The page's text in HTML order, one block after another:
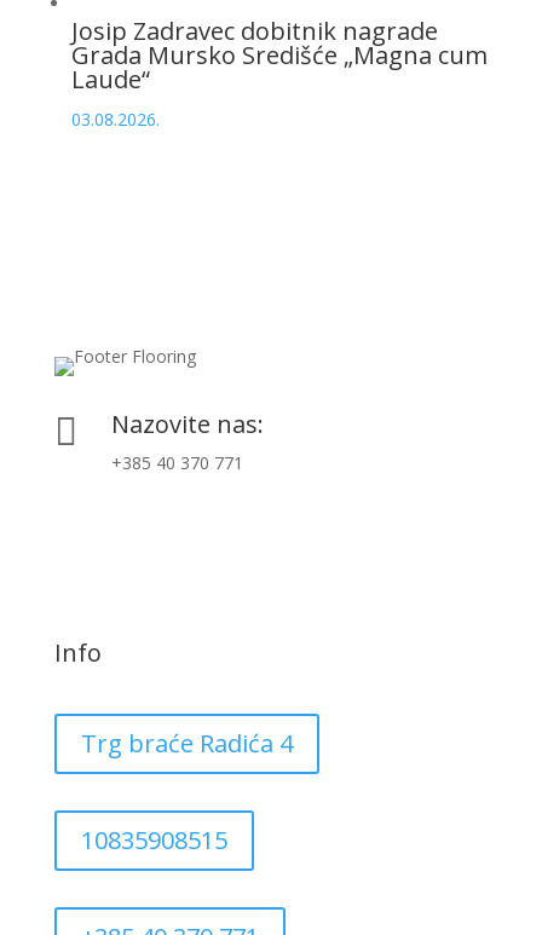
Josip Zadravec dobitnik nagrade
Grada Mursko Središće „Magna cum
Laude“
03.08.2026.
 Nazovite nas:
+385 40 370 771
Info
Trg braće Radića 4
10835908515